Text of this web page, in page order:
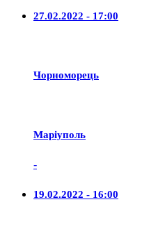
27.02.2022 - 17:00
Чорноморець
Маріуполь
-
19.02.2022 - 16:00